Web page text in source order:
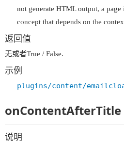
not generate HTML output, a page
concept that depends on the
返回值
无或者True / False.
示例
plugins/content/
onContentAfterTitle
说明